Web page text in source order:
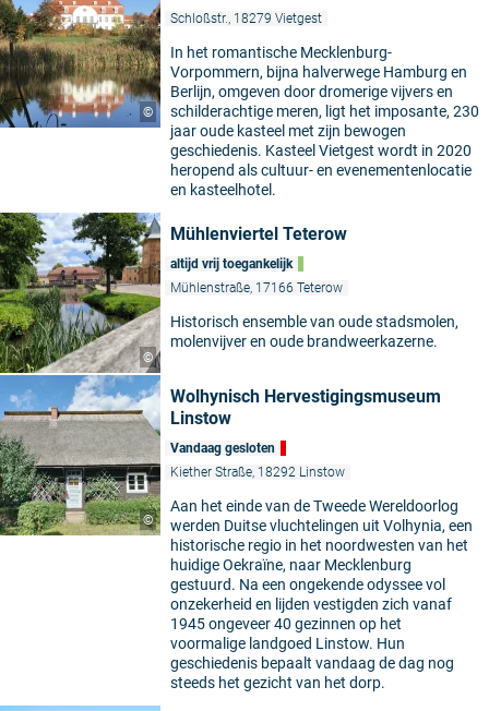
©
Schloßstr., 18279 Vietgest
In het romantische Mecklenburg-
Vorpommern, bijna halverwege Hamburg en
Berlijn, omgeven door dromerige vijvers en
schilderachtige meren, ligt het imposante, 230
jaar oude kasteel met zijn bewogen
geschiedenis. Kasteel Vietgest wordt in 2020
heropend als cultuur- en evenementenlocatie
en kasteelhotel.
©
Mühlenviertel Teterow
altijd vrij toegankelijk
Mühlenstraße, 17166 Teterow
Historisch ensemble van oude stadsmolen,
molenvijver en oude brandweerkazerne.
©
Wolhynisch Hervestigingsmuseum
Linstow
Vandaag gesloten
Kiether Straße, 18292 Linstow
Aan het einde van de Tweede Wereldoorlog
werden Duitse vluchtelingen uit Volhynia, een
historische regio in het noordwesten van het
huidige Oekraïne, naar Mecklenburg
gestuurd. Na een ongekende odyssee vol
onzekerheid en lijden vestigden zich vanaf
1945 ongeveer 40 gezinnen op het
voormalige landgoed Linstow. Hun
geschiedenis bepaalt vandaag de dag nog
steeds het gezicht van het dorp.